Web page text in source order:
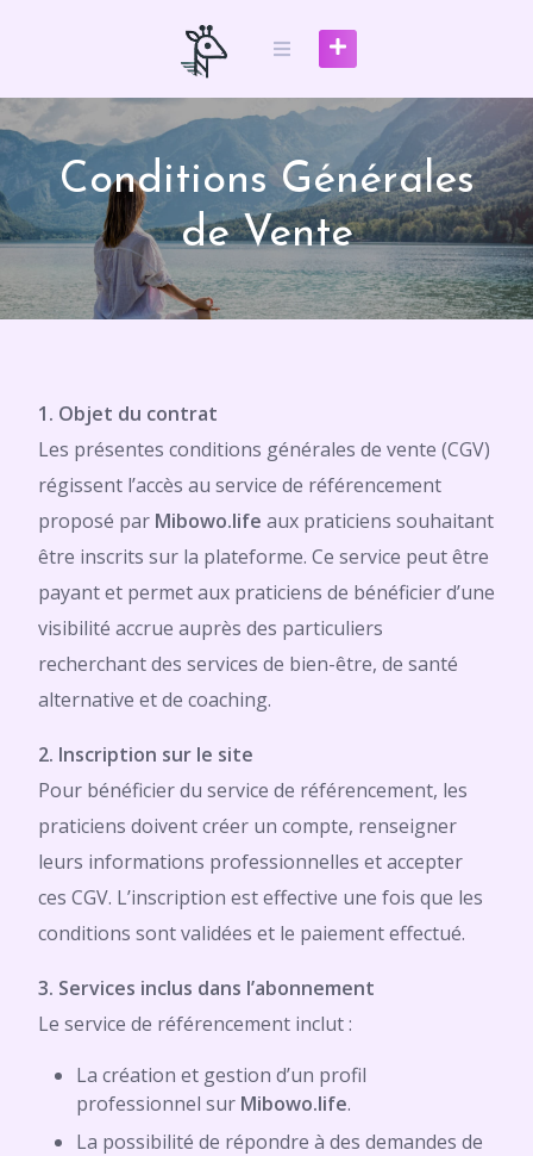
Conditions Générales
de Vente
1. Objet du contrat
Les présentes conditions générales de vente (CGV)
régissent l’accès au service de référencement
proposé par Mibowo.life aux praticiens souhaitant
être inscrits sur la plateforme. Ce service peut être
payant et permet aux praticiens de bénéficier d’une
visibilité accrue auprès des particuliers
recherchant des services de bien-être, de santé
alternative et de coaching.
2. Inscription sur le site
Pour bénéficier du service de référencement, les
praticiens doivent créer un compte, renseigner
leurs informations professionnelles et accepter
ces CGV. L’inscription est effective une fois que les
conditions sont validées et le paiement effectué.
3. Services inclus dans l’abonnement
Le service de référencement inclut :
La création et gestion d’un profil
professionnel sur Mibowo.life.
La possibilité de répondre à des demandes de